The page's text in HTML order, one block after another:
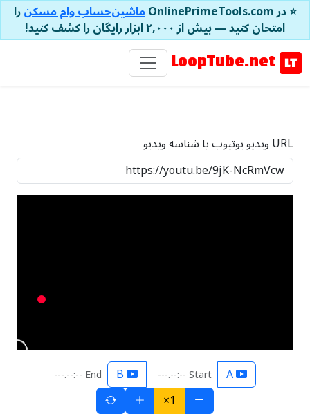
⭐ در OnlinePrimeTools.com ماشین‌حساب وام مسکنرا
امتحان کنید — بیش از ۲,۰۰۰ ابزار رایگان را کشف کنید!
URL ویدیو یوتیوب یا شناسه ویدیو
Start --:--.---
End --:--.---
1×